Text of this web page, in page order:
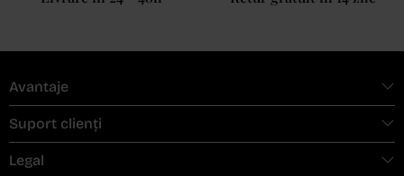
Avantaje
Suport clienți
Legal